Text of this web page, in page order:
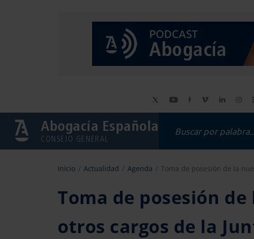
Abogacía Española
CONSEJO GENERAL
Inicio Actualidad Agenda Toma de posesión de la
Toma de posesión
otros cargos de la